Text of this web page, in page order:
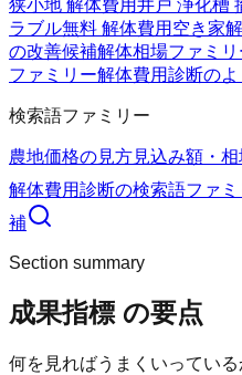
狭小地 解体費用井戸 浄化槽
ラブル無料 解体費用 空き家
の改善候補解体相場ファミリ
ファミリー解体費用診断の
検索語ファミリー
農地価格の見方見込み額・
解体費用診断の検索語ファミ
補
Section summary
成果指標 の要点
何を見ればうまくいっている